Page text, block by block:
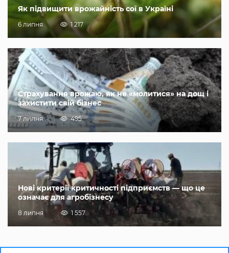
Як підвищити врожайність сої в Україні
6 липня 1 217
Страхування врожаю, як не «молитися» на дощ і
захистити свій бізнес
7 липня 495
Нові критерії критичності підприємств — що це
означає для агробізнесу
8 липня 1 557